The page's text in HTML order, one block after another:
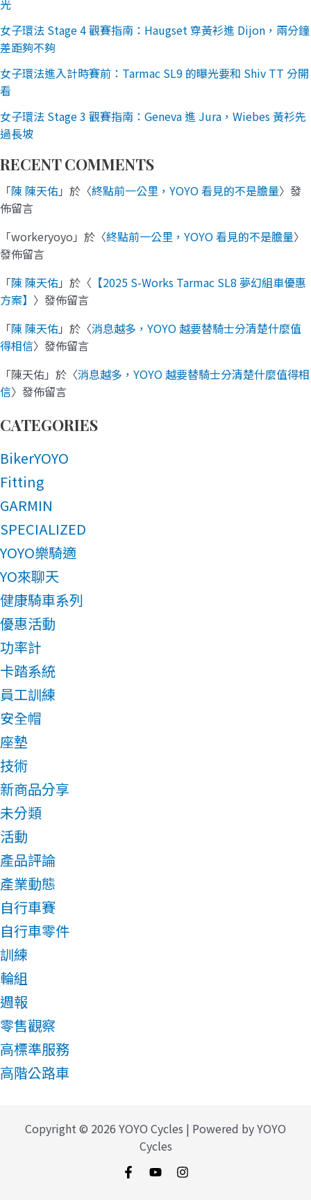
光
女子環法 Stage 4 觀賽指南：Haugset 穿黃衫進 Dijon，兩分鐘
差距夠不夠
女子環法進入計時賽前：Tarmac SL9 的曝光要和 Shiv TT 分開
看
女子環法 Stage 3 觀賽指南：Geneva 進 Jura，Wiebes 黃衫先
過長坡
RECENT COMMENTS
「陳 陳天佑」於〈終點前一公里，YOYO 看見的不是膽量〉發
佈留言
「workeryoyo 」於〈終點前一公里，YOYO 看見的不是膽量〉
發佈留言
「陳 陳天佑」於〈 【2025 S-Works Tarmac SL8 夢幻組車優惠
方案】 〉發佈留言
「陳 陳天佑」於〈消息越多，YOYO 越要替騎士分清楚什麼值
得相信〉發佈留言
「陳天佑」於〈消息越多，YOYO 越要替騎士分清楚什麼值得相
信〉發佈留言
CATEGORIES
BikerYOYO
Fitting
GARMIN
SPECIALIZED
YOYO樂騎適
YO來聊天
健康騎車系列
優惠活動
功率計
卡踏系統
員工訓練
安全帽
座墊
技術
新商品分享
未分類
活動
產品評論
產業動態
自行車賽
自行車零件
訓練
輪組
週報
零售觀察
高標準服務
高階公路車
Copyright © 2026 YOYO Cycles | Powered by YOYO
Cycles